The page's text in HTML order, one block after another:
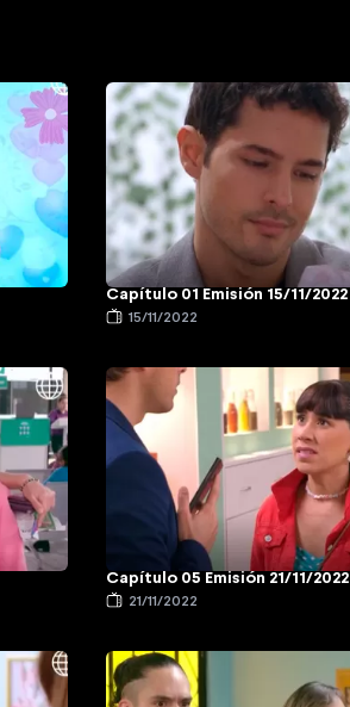
Capítulo 01 Emisión 15/11/2022
15/11/2022
Capítulo 05 Emisión 21/11/2022
21/11/2022